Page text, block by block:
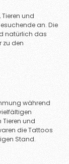
und
an. Die
natürlich das
zu den
während
Tieren und
die Tattoos
Stand.